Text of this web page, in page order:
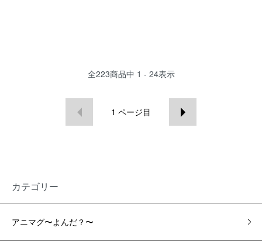
全223商品中 1 - 24表示
1 ページ目
カテゴリー
アニマグ〜よんだ？〜